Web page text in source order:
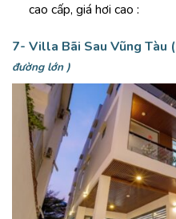
cao cấp, giá hơi cao :
7- Villa Bãi Sau Vũng Tàu (
đường lớn )